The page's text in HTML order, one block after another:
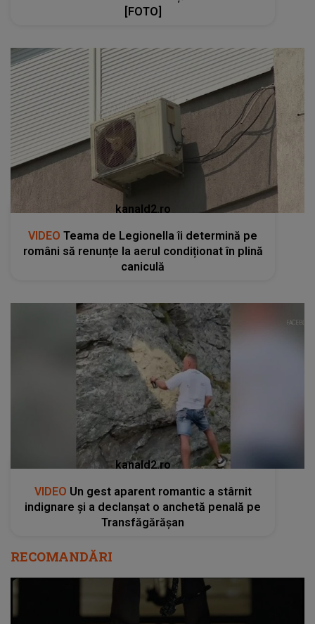
[FOTO]
kanald2.ro
VIDEO Teama de Legionella îi determină pe
români să renunțe la aerul condiționat în plină
caniculă
kanald2.ro
VIDEO Un gest aparent romantic a stârnit
indignare și a declanșat o anchetă penală pe
Transfăgărășan
RECOMANDĂRI